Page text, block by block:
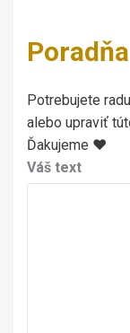
Poradňa
Potrebujete
alebo upraviť
Ďakujeme ♥
Váš text